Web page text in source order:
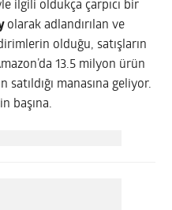
ilgili oldukça çarpıcı bir
olarak adlandırılan ve
olduğu, satışların
13.5 milyon ürün
satıldığı manasına geliyor.
başına.